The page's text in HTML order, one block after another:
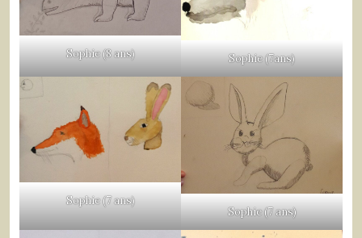
Sophie (8 ans) Sophie (7ans)
Sophie (7 ans)
Sophie (7 ans)